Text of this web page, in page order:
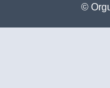
©️